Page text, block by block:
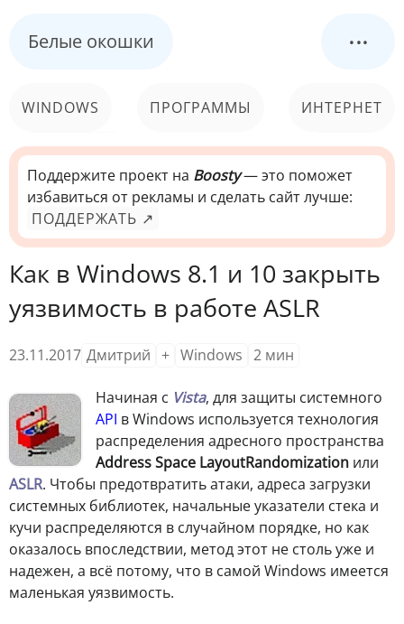
Белые окошки ...
WINDOWS ПРОГРАММЫ ИНТЕРНЕТ
КОМПЬЮТЕР
СИСТЕМА
Поддержите проект на Boosty— это поможет
избавиться от рекламы и сделать сайт лучше:
ПОДДЕРЖАТЬ ↗
Как в Windows 8.1 и 10 закрыть
уязвимость в работе ASLR
23.11.2017 Дмитрий + Windows 2 мин
Начиная с Vista, для защиты системного
API в Windows используется технология
распределения адресного пространства
Address Space LayoutRandomization или
ASLR. Чтобы предотвратить атаки, адреса загрузки
системных библиотек, начальные указатели стека и
кучи распределяются в случайном порядке, но как
оказалось впоследствии, метод этот не столь уже и
надежен, а всё потому, что в самой Windows имеется
маленькая уязвимость.